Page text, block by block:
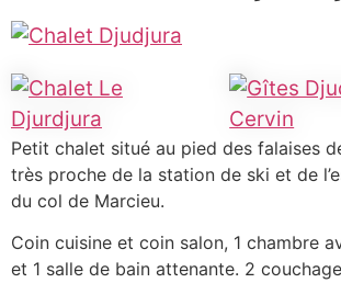
Petit chalet situé au pied des falaises
très proche de la station de ski et de
du col de Marcieu.
Coin cuisine et coin salon, 1 chambre
et 1 salle de bain attenante. 2